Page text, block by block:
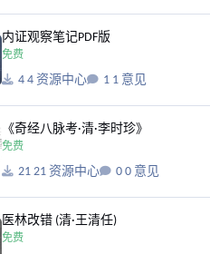
内证观察笔记PDF版
免费
4 资源中心 1 意见
《奇经八脉考·清·李时珍》
免费
21 资源中心 0 意见
医林改错 (清·王清任)
免费